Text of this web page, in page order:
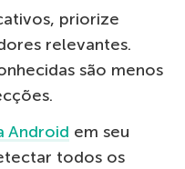
priorize
relevantes.
são menos
Android em seu
todos os